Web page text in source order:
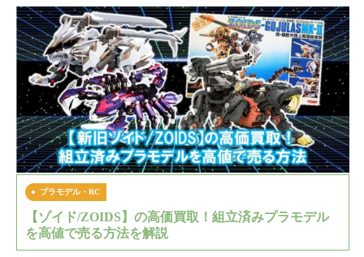
プラモデル・RC
【ゾイド/ZOIDS】の高価買取！組立済みプラモデル
を高値で売る方法を解説